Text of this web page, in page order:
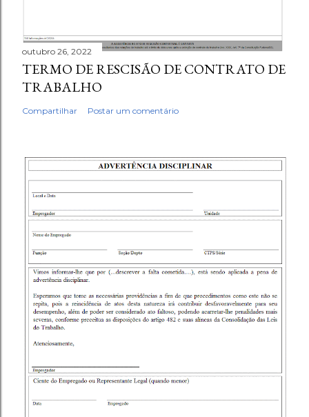
outubro 26, 2022
TERMO DE RESCISÃO DE CONTRATO DE
TRABALHO
Compartilhar Postar um comentário